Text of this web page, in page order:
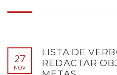
27
NOV
LISTA DE
REDACTAR